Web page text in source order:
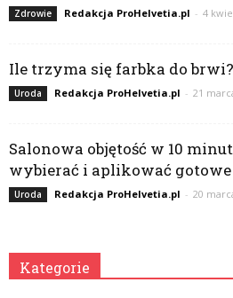
Zdrowie Redakcja ProHelvetia.pl - 4
Ile trzyma się farbka do brwi?
Uroda Redakcja ProHelvetia.pl - 21
Salonowa objętość w 10
wybierać i aplikować
Uroda Redakcja ProHelvetia.pl - 20
Kategorie